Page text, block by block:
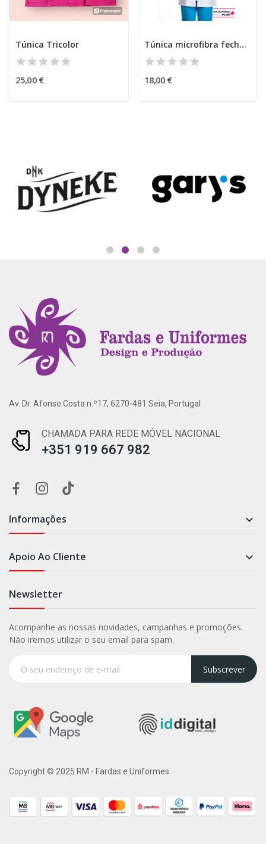
Túnica Tricolor
25,00 €
Túnica microfibra fecho azul
18,00 €
Av. Dr. Afonso Costa n.º17, 6270-481 Seia, Portugal
CHAMADA PARA REDE MÓVEL NACIONAL
+351 919 667 982
Informações 
Apoio Ao Cliente 
Newsletter
Acompanhe as nossas novidades, campanhas e promoções.
Não iremos utilizar o seu email para spam.
Subscrever
Copyright © 2025 RM - Fardas e Uniformes